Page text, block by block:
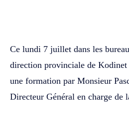
Ce lundi 7 juillet dans les
direction provinciale de
une formation par Monsieur
Directeur Général en charge de